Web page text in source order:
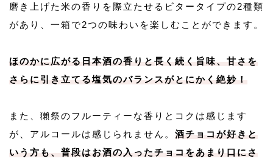
磨き上げた米の香りを際立たせるビタータイプの2種類
があり、一箱で2つの味わいを楽しむことができます。
ほのかに広がる日本酒の香りと長く続く旨味、甘さを
さらに引き立てる塩気のバランスがとにかく絶妙！
また、獺祭のフルーティーな香りとコクは感じます
が、アルコールは感じられません。 酒チョコが好きと
いう方も、普段はお酒の入ったチョコをあまり口にさ